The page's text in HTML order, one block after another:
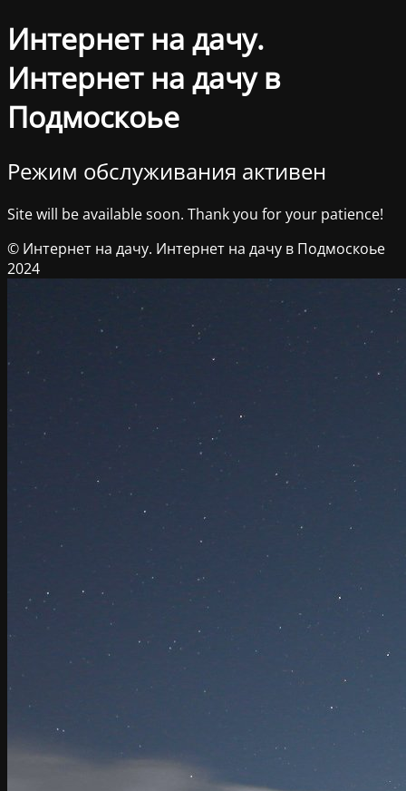
Интернет на дачу.
Интернет на дачу в
Подмоскоье
Режим обслуживания активен
Site will be available soon. Thank you for your patience!
© Интернет на дачу. Интернет на дачу в Подмоскоье
2024